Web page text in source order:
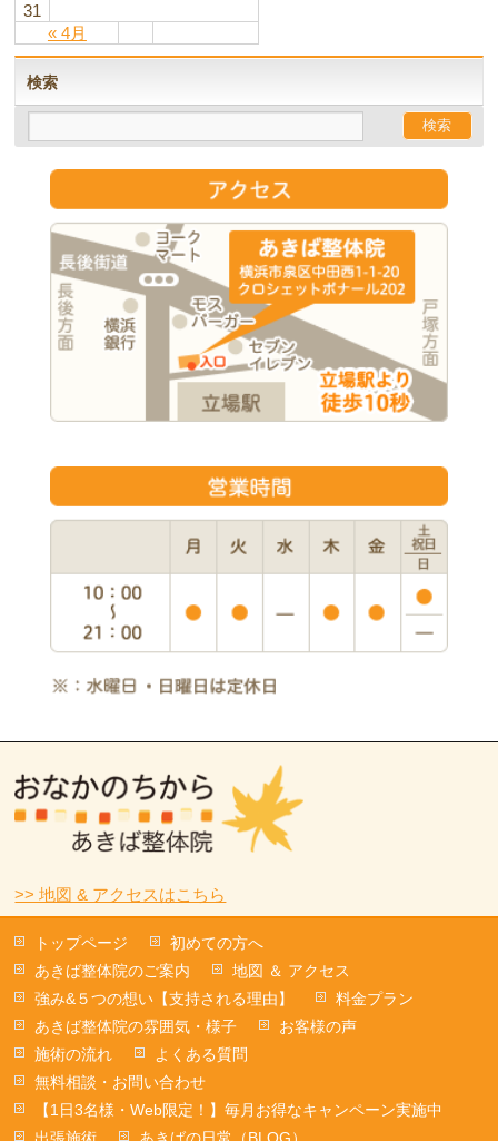
« 4月
31
検索
>> 地図 & アクセスはこちら
トップページ
初めての方へ
あきば整体院のご案内
地図 ＆ アクセス
強み&５つの想い【支持される理由】
料金プラン
あきば整体院の雰囲気・様子
お客様の声
施術の流れ
よくある質問
無料相談・お問い合わせ
【1日3名様・Web限定！】毎月お得なキャンペーン実施中